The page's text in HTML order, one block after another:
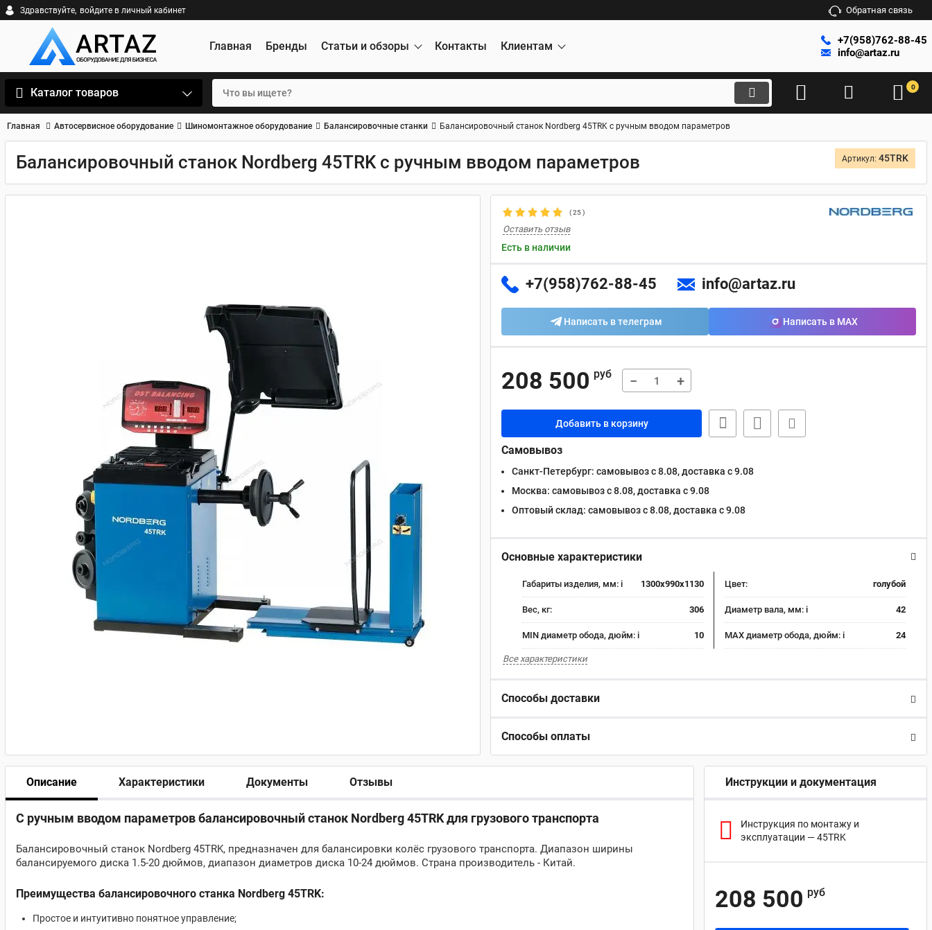
Здравствуйте, войдите в личный кабинет Обратная связь
Главная Бренды Статьи и обзоры Контакты Клиентам
+7(958)762-88-45
info@artaz.ru
Каталог товаров 0
Главная Автосервисное оборудование Шиномонтажное оборудование Балансировочные станки Балансировочный станок Nordberg 45TRK с ручным вводом параметров
Балансировочный станок Nordberg 45TRK с ручным вводом параметров Артикул: 45TRK
(25)
Оставить отзыв
Есть в наличии
+7(958)762-88-45 info@artaz.ru
Написать в телеграм Написать в MAX
208 500 руб − +
Добавить в корзину
Самовывоз
Санкт-Петербург: самовывоз с 8.08, доставка c 9.08
Москва: самовывоз с 8.08, доставка c 9.08
Оптовый склад: самовывоз с 8.08, доставка c 9.08
Основные характеристики
Габариты изделия, мм: i 1300x990x1130 Цвет: голубой
Вес, кг: 306 Диаметр вала, мм: i 42
MIN диаметр обода, дюйм: i 10 MAX диаметр обода, дюйм: i 24
Все характеристики
Способы доставки
Способы оплаты
Описание Характеристики Документы Отзывы
С ручным вводом параметров балансировочный станок Nordberg 45TRK для грузового транспорта
Балансировочный станок Nordberg 45TRK, предназначен для балансировки колёс грузового транспорта. Диапазон ширины
балансируемого диска 1.5-20 дюймов, диапазон диаметров диска 10-24 дюймов. Страна производитель - Китай.
Преимущества балансировочного станка Nordberg 45TRK:
Простое и интуитивно понятное управление;
Инструкции и документация
Инструкция по монтажу и
эксплуатации — 45TRK
208 500 руб